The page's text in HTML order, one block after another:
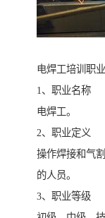
电焊工培训职
1、职业名称
电焊工。
2、职业定义
操作焊接和气
的人员。
3、职业等级